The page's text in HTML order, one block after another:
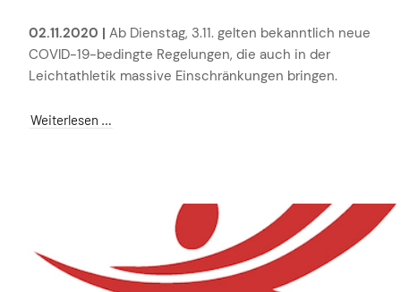
02.11.2020 | Ab Dienstag, 3.11. gelten bekanntlich neue
COVID-19-bedingte Regelungen, die auch in der
Leichtathletik massive Einschränkungen bringen.
Weiterlesen …